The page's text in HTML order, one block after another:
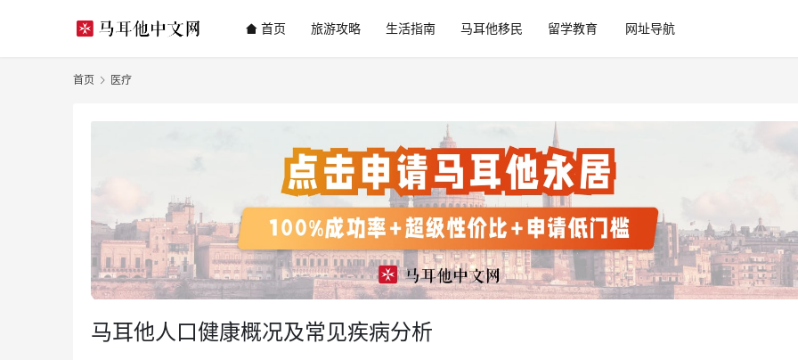
首页 旅游攻略 生活指南 马耳他移民 留学教育 网址导航
首页 医疗
马耳他人口健康概况及常见疾病分析